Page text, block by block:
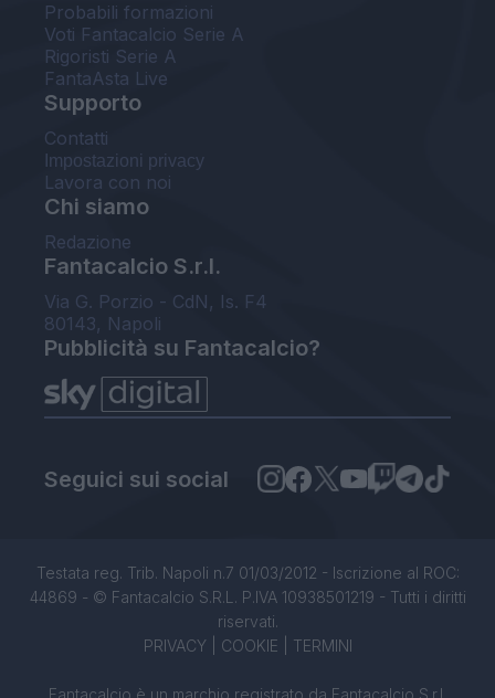
Probabili formazioni
Voti Fantacalcio Serie A
Rigoristi Serie A
FantaAsta Live
Supporto
Contatti
Impostazioni privacy
Lavora con noi
Chi siamo
Redazione
Fantacalcio S.r.l.
Via G. Porzio - CdN, Is. F4
80143, Napoli
Pubblicità su Fantacalcio?
Seguici sui social
Testata reg. Trib. Napoli n.7 01/03/2012 - Iscrizione al ROC:
44869 - © Fantacalcio S.R.L. P.IVA 10938501219 - Tutti i diritti
riservati.
PRIVACY| COOKIE TERMINI
Fantacalcio è un marchio registrato da Fantacalcio S.r.l.